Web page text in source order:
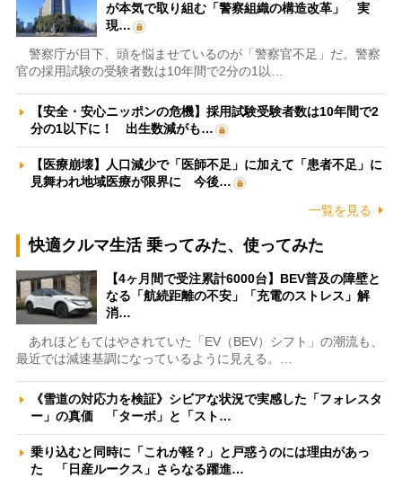
が本気で取り組む「警察組織の構造改革」 実
現…
警察庁が目下、頭を悩ませているのが「警察官不足」だ。警察
官の採用試験の受験者数は10年間で2分の1以…
【安全・安心ニッポンの危機】採用試験受験者数は10年間で2
分の1以下に！ 出生数減がも…
【医療崩壊】人口減少で「医師不足」に加えて「患者不足」に
見舞われ地域医療が限界に 今後…
一覧を見る
快適クルマ生活 乗ってみた、使ってみた
【4ヶ月間で受注累計6000台】BEV普及の障壁と
なる「航続距離の不安」「充電のストレス」解
消…
あれほどもてはやされていた「EV（BEV）シフト」の潮流も、
最近では減速基調になっているように見える。…
《雪道の対応力を検証》シビアな状況で実感した「フォレスタ
ー」の真価 「ターボ」と「スト…
乗り込むと同時に「これが軽？」と戸惑うのには理由があっ
た 「日産ルークス」さらなる躍進…